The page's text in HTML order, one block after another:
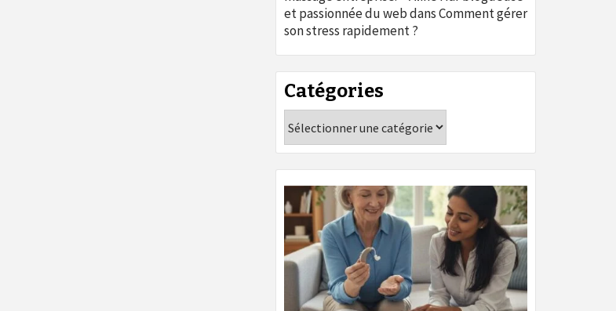
et passionnée du webdansComment gérer
son stress rapidement ?
Catégories